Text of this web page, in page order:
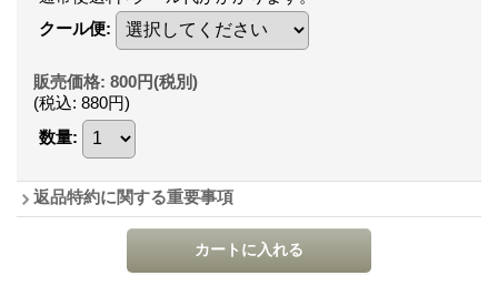
クール便:
販売価格: 800円(税別)
(税込: 880円)
数量:
返品特約に関する重要事項